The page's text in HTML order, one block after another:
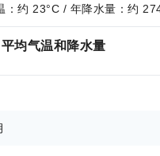
：约 23°C / 年降水量：约
均气温和降水量